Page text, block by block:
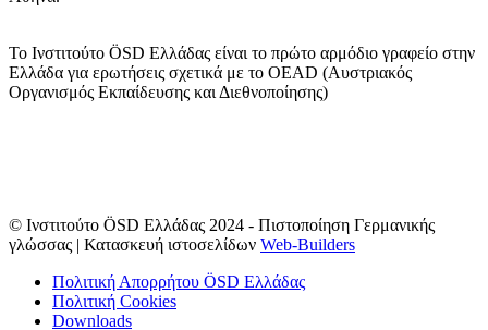
Το Ινστιτούτο ÖSD Ελλάδας είναι το πρώτο αρμόδιο γραφείο στην
Ελλάδα για ερωτήσεις σχετικά με το OΕAD (Αυστριακός
Οργανισμός Εκπαίδευσης και Διεθνοποίησης)
© Ινστιτούτο ÖSD Ελλάδας 2024 - Πιστοποίηση Γερμανικής
γλώσσας | Κατασκευή ιστοσελίδων Web-Builders
Πολιτική Απορρήτου ÖSD Ελλάδας
Πολιτική Cookies
Downloads